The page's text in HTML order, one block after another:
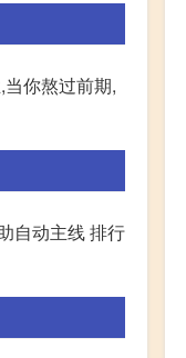
你熬过前期,
自动主线 排行